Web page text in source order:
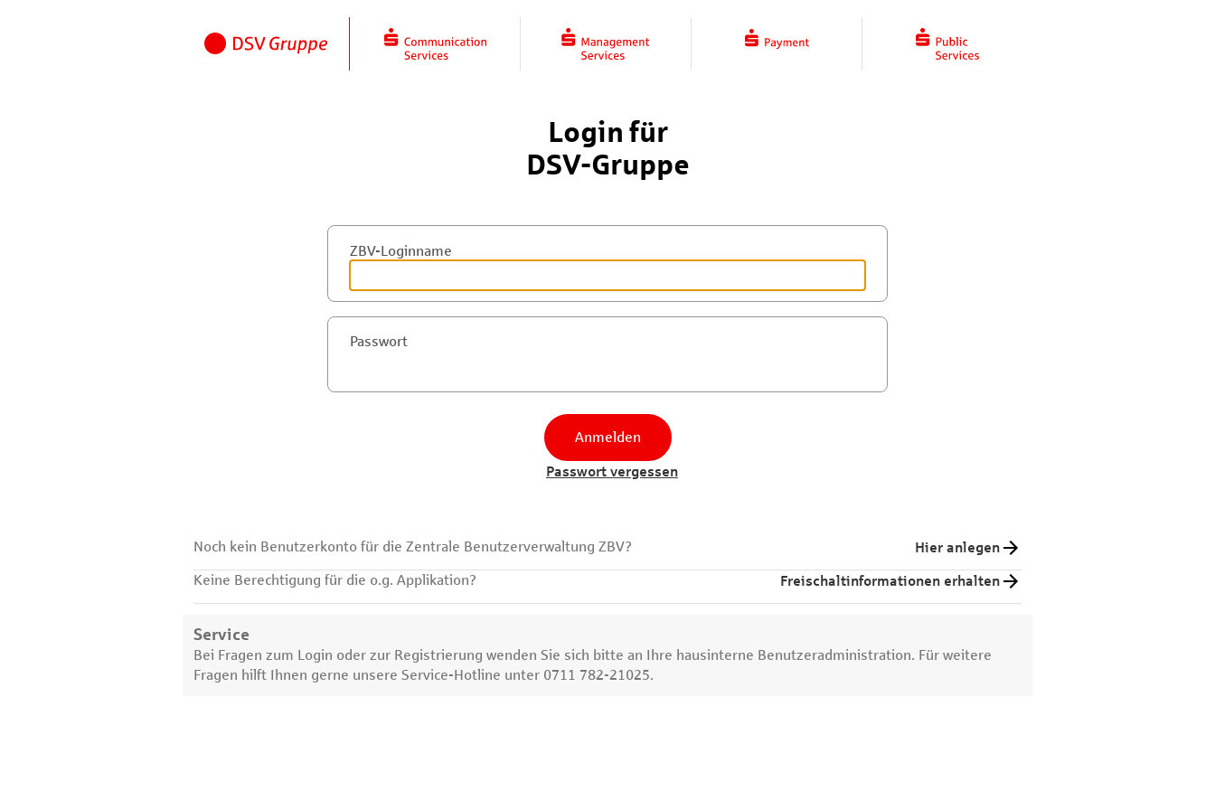
Login für
DSV-Gruppe
ZBV-Loginname
Passwort
Anmelden
Passwort vergessen
Noch kein Benutzerkonto für die Zentrale Benutzerverwaltung ZBV? Hier anlegen
Keine Berechtigung für die o.g. Applikation? Freischaltinformationen erhalten
Service
Bei Fragen zum Login oder zur Registrierung wenden Sie sich bitte an Ihre hausinterne Benutzeradministration. Für weitere
Fragen hilft Ihnen gerne unsere Service-Hotline unter 0711 782-21025.